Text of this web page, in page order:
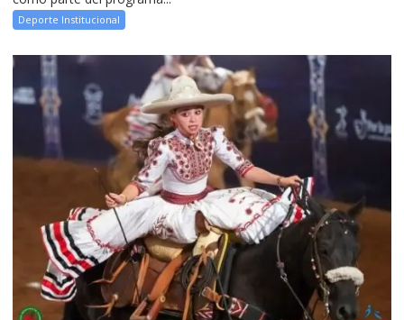
Deporte Institucional